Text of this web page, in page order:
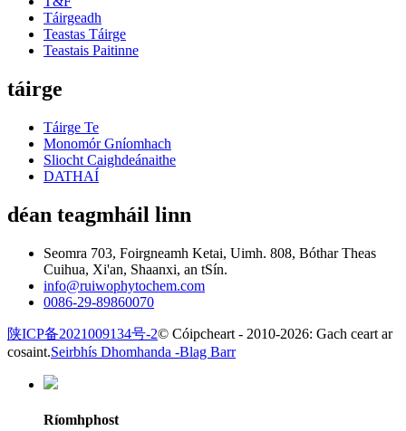
Táirgeadh
Teastas Táirge
Teastais Paitinne
táirge
Táirge Te
Monomór Gníomhach
Sliocht Caighdeánaithe
DATHAÍ
déan teagmháil linn
Seomra 703, Foirgneamh Ketai, Uimh. 808, Bóthar Theas
Cuihua, Xi'an, Shaanxi, an tSín.
info@ruiwophytochem.com
0086-29-89860070
陕ICP备2021009134号-2© Cóipcheart - 2010-2026: Gach ceart ar
cosaint.Seirbhís Dhomhanda -Blag Barr
Ríomhphost